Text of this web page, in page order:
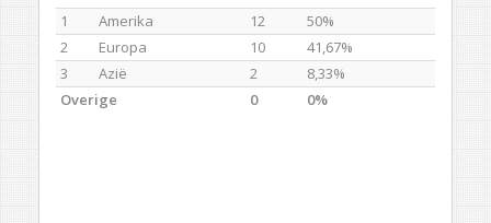
1 Amerika 12
50%
2
Europa 10
41,67%
3
Azië 2
8,33%
Overige
0 0%